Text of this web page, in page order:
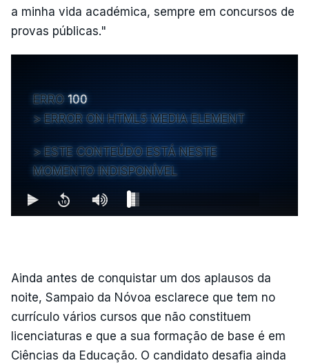
a minha vida académica, sempre em concursos de
provas públicas."
ERRO 100
ERROR ON HTML5 MEDIA ELEMENT
ESTE CONTEÚDO ESTÁ NESTE
MOMENTO INDISPONÍVEL
Ainda antes de conquistar um dos aplausos da
noite, Sampaio da Nóvoa esclarece que tem no
currículo vários cursos que não constituem
licenciaturas e que a sua formação de base é em
Ciências da Educação. O candidato desafia ainda